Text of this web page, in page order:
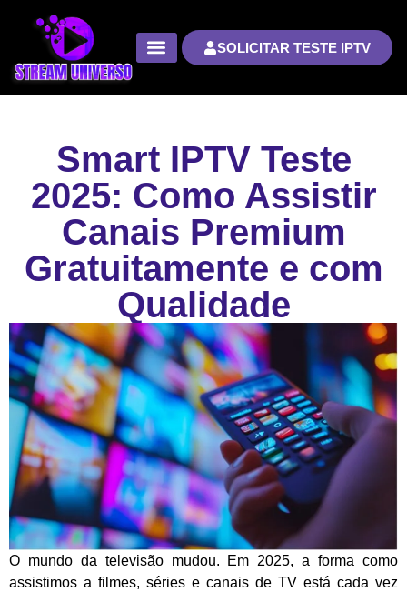
SOLICITAR TESTE IPTV
Smart IPTV Teste
2025: Como Assistir
Canais Premium
Gratuitamente e com
Qualidade
O mundo da televisão mudou. Em 2025, a forma como
assistimos a filmes, séries e canais de TV está cada vez